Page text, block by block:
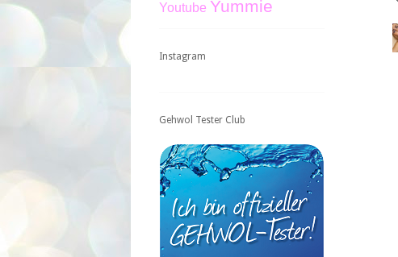
Youtube Yummie
Instagram
Gehwol Tester Club